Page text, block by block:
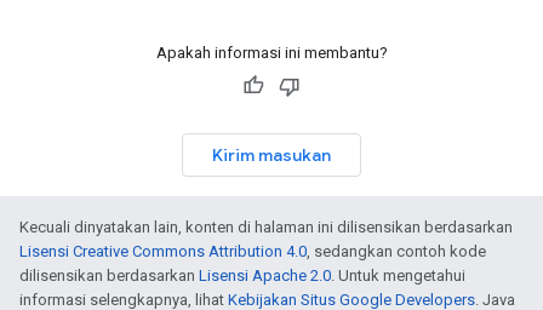
Apakah informasi ini membantu?
Kirim masukan
Kecuali dinyatakan lain, konten di halaman ini dilisensikan berdasarkan
Lisensi Creative Commons Attribution 4.0, sedangkan contoh kode
dilisensikan berdasarkan Lisensi Apache 2.0. Untuk mengetahui
informasi selengkapnya, lihat Kebijakan Situs Google Developers. Java